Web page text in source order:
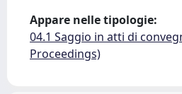
Appare nelle tipologie:
04.1 Saggio in atti di
Proceedings)